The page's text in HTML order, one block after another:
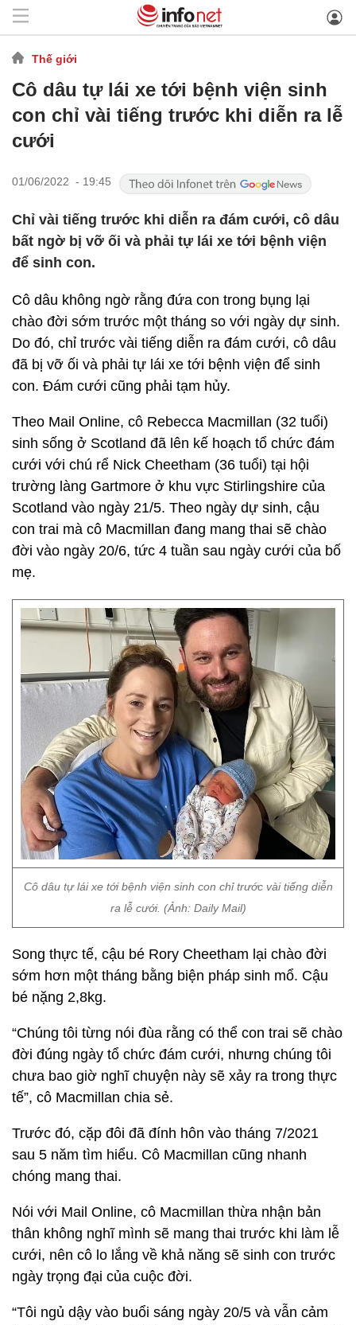
Thế giới
Cô dâu tự lái xe tới bệnh viện sinh
con chỉ vài tiếng trước khi diễn ra lễ
cưới
01/06/2022 - 19:45
Chỉ vài tiếng trước khi diễn ra đám cưới, cô dâu
bất ngờ bị vỡ ối và phải tự lái xe tới bệnh viện
để sinh con.
Cô dâu không ngờ rằng đứa con trong bụng lại
chào đời sớm trước một tháng so với ngày dự sinh.
Do đó, chỉ trước vài tiếng diễn ra đám cưới, cô dâu
đã bị vỡ ối và phải tự lái xe tới bệnh viện để sinh
con. Đám cưới cũng phải tạm hủy.
Theo Mail Online, cô Rebecca Macmillan (32 tuổi)
sinh sống ở Scotland đã lên kế hoạch tổ chức đám
cưới với chú rể Nick Cheetham (36 tuổi) tại hội
trường làng Gartmore ở khu vực Stirlingshire của
Scotland vào ngày 21/5. Theo ngày dự sinh, cậu
con trai mà cô Macmillan đang mang thai sẽ chào
đời vào ngày 20/6, tức 4 tuần sau ngày cưới của bố
mẹ.
Cô dâu tự lái xe tới bệnh viện sinh con chỉ trước vài tiếng diễn
ra lễ cưới. (Ảnh: Daily Mail)
Song thực tế, cậu bé Rory Cheetham lại chào đời
sớm hơn một tháng bằng biện pháp sinh mổ. Cậu
bé nặng 2,8kg.
“Chúng tôi từng nói đùa rằng có thể con trai sẽ chào
đời đúng ngày tổ chức đám cưới, nhưng chúng tôi
chưa bao giờ nghĩ chuyện này sẽ xảy ra trong thực
tế”, cô Macmillan chia sẻ.
Trước đó, cặp đôi đã đính hôn vào tháng 7/2021
sau 5 năm tìm hiểu. Cô Macmillan cũng nhanh
chóng mang thai.
Nói với Mail Online, cô Macmillan thừa nhận bản
thân không nghĩ mình sẽ mang thai trước khi làm lễ
cưới, nên cô lo lắng về khả năng sẽ sinh con trước
ngày trọng đại của cuộc đời.
“Tôi ngủ dậy vào buổi sáng ngày 20/5 và vẫn cảm